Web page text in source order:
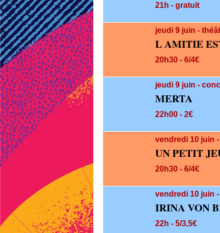
21h - gratuit
jeudi 9 juin -
L AMITIE
20h30 - 6/4€
jeudi 9 juin -
MERTA
22h00 - 2€
vendredi 10 juin
UN PETIT
20h30 - 6/4€
vendredi 10 juin
IRINA VON
22h - 5/3,5€